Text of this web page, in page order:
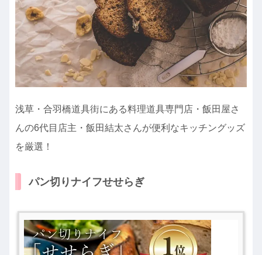
浅草・合羽橋道具街にある料理道具専門店・飯田屋さ
んの6代目店主・飯田結太さんが便利なキッチングッズ
を厳選！
パン切りナイフせせらぎ